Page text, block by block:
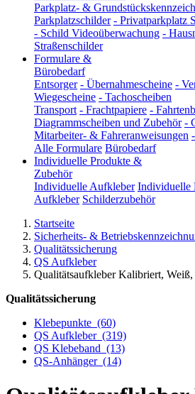
Parkplatz- &
Parkplatzschilder - Privatparkplatz
- Schild Videoüberwachung -
Straßenschilder
Formulare &
Bürobedarf
Entsorger - Übernahmescheine -
Wiegescheine - Tachoscheiben
Transport - Frachtpapiere -
Diagrammscheiben und Zubehör -
Mitarbeiter- & Fahreranweisungen -
Alle Formulare Bürobedarf
Individuelle Produkte &
Zubehör
Individuelle Aufkleber Individuelle
Aufkleber Schilderzubehör
Startseite
Sicherheits- &
Qualitätssicherung
QS Aufkleber
Qualitätsaufkleber Kalibriert,
Qualitätssicherung
Klebepunkte (60)
QS Aufkleber (319)
QS Klebeband (13)
QS-Anhänger (14)